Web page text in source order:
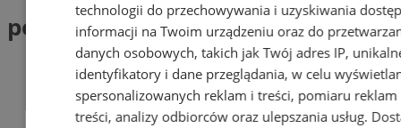
pojazdy hybrydowe (1)
technologii do przechowywania i uzyskiwania
informacji na Twoim urządzeniu oraz do
danych osobowych, takich jak Twój adres IP,
identyfikatory i dane przeglądania, w celu
spersonalizowanych reklam i treści, pomiaru reklam
treści, analizy odbiorców oraz ulepszania usług.